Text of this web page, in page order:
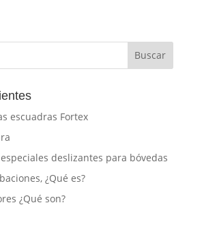
escuadras Fortex
deslizantes para bóvedas
¿Qué es?
¿Qué son?